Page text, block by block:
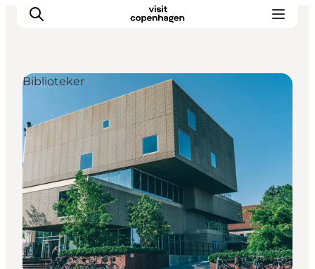
Aktiviteter
Mat och dryck
Planera din resa
Biblioteker